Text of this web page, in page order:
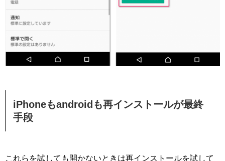
iPhoneもandroidも再インストールが最終
手段
これらを試しても開かないときは再インストールを試して